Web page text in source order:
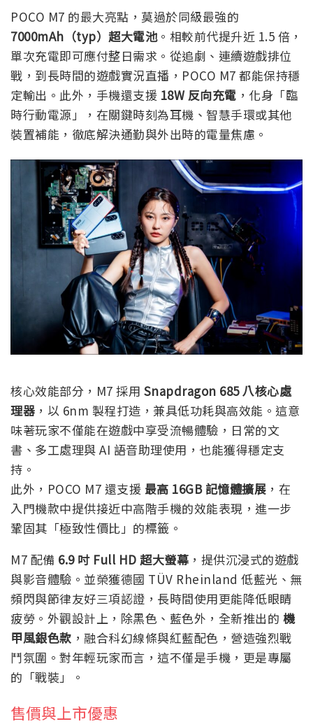
POCO M7 的最大亮點，莫過於同級最強的
7000mAh（typ）超大電池。相較前代提升近 1.5 倍，
單次充電即可應付整日需求。從追劇、連續遊戲排位
戰，到長時間的遊戲實況直播，POCO M7 都能保持穩
定輸出。此外，手機還支援 18W 反向充電 ，化身「臨
時行動電源」，在關鍵時刻為耳機、智慧手環或其他
裝置補能，徹底解決通勤與外出時的電量焦慮。
核心效能部分，M7 採用 Snapdragon 685 八核心處
理器 ，以 6nm 製程打造，兼具低功耗與高效能。這意
味著玩家不僅能在遊戲中享受流暢體驗，日常的文
書、多工處理與 AI 語音助理使用，也能獲得穩定支
持。
此外，POCO M7 還支援 最高 16GB 記憶體擴展 ，在
入門機款中提供接近中高階手機的效能表現，進一步
鞏固其「極致性價比」的標籤。
M7 配備 6.9 吋 Full HD 超大螢幕，提供沉浸式的遊戲
與影音體驗。並榮獲德國 TÜV Rheinland 低藍光、無
頻閃與節律友好三項認證，長時間使用更能降低眼睛
疲勞。外觀設計上，除黑色、藍色外，全新推出的 機
甲風銀色款 ，融合科幻線條與紅藍配色，營造強烈戰
鬥氛圍。對年輕玩家而言，這不僅是手機，更是專屬
的「戰裝」。
售價與上市優惠